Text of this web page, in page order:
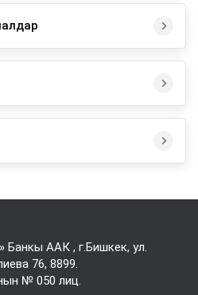
Банкы ААК , г.Бишкек, ул.
76, 8899.
№ 050 лиц.